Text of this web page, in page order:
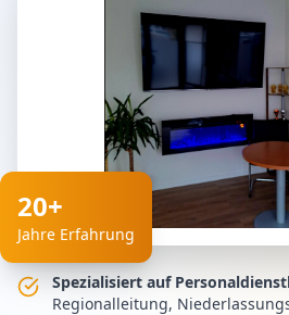
20+
Jahre Erfahrung
Spezialisiert auf
Regionalleitung,